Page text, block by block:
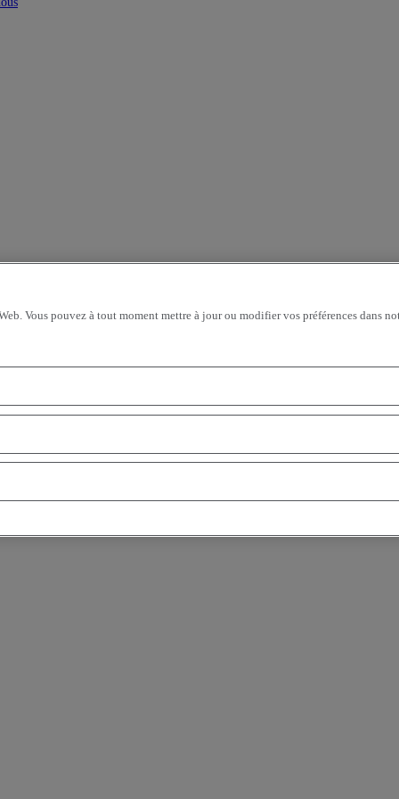
Vous pouvez à tout moment mettre à jour ou modifier vos préférences dans